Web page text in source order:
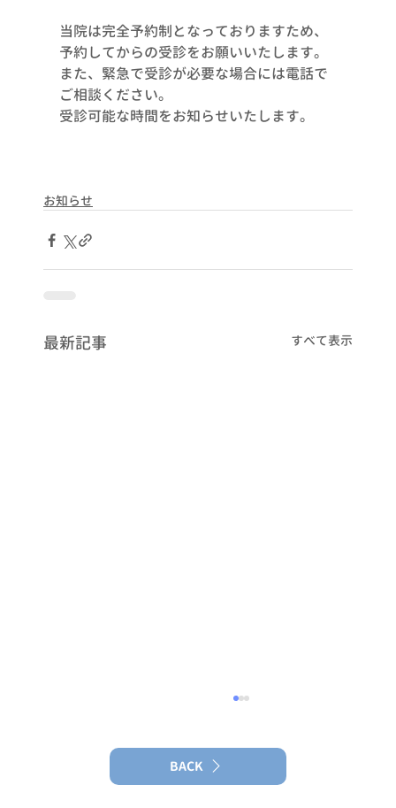
BACK
当院は完全予約制となっておりますため、
予約してからの受診をお願いいたします。
また、緊急で受診が必要な場合には電話で
ご相談ください。
受診可能な時間をお知らせいたします。
お知らせ
最新記事 すべて表示
当院では院長外来にてシダキュアによる舌下免